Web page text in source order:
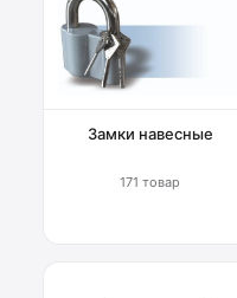
Замки навесные
171 товар